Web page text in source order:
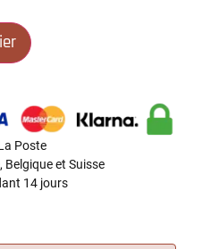
Poste
Belgique et Suisse
14 jours